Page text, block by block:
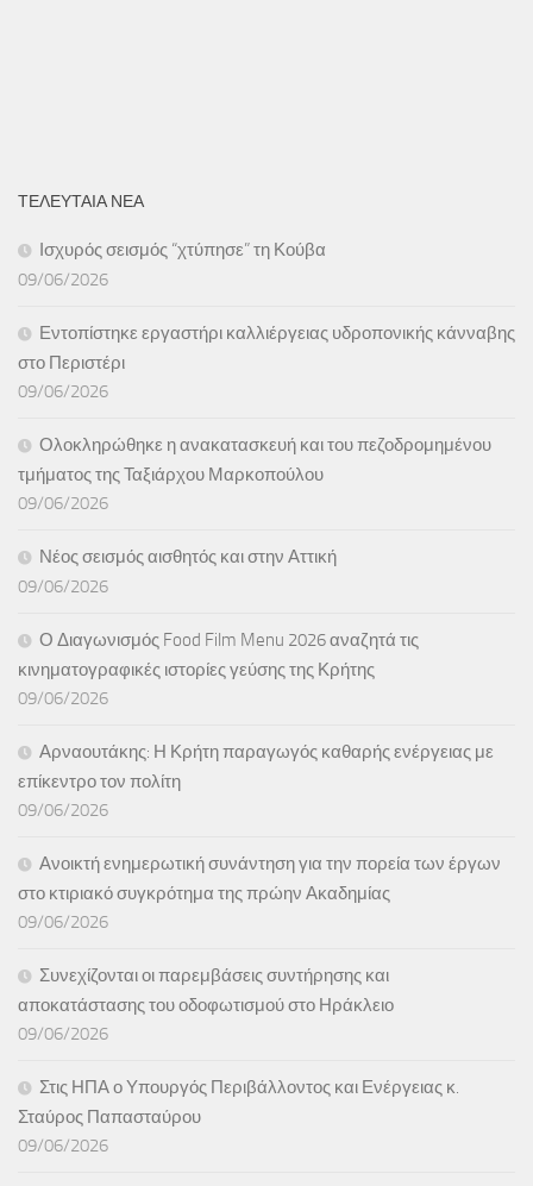
ΤΕΛΕΥΤΑΙΑ ΝΕΑ
Ισχυρός σεισμός “χτύπησε” τη Κούβα
09/06/2026
Εντοπίστηκε εργαστήρι καλλιέργειας υδροπονικής κάνναβης
στο Περιστέρι
09/06/2026
Ολοκληρώθηκε η ανακατασκευή και του πεζοδρομημένου
τμήματος της Ταξιάρχου Μαρκοπούλου
09/06/2026
Νέος σεισμός αισθητός και στην Αττική
09/06/2026
Ο Διαγωνισμός Food Film Menu 2026 αναζητά τις
κινηματογραφικές ιστορίες γεύσης της Κρήτης
09/06/2026
Αρναουτάκης: Η Κρήτη παραγωγός καθαρής ενέργειας με
επίκεντρο τον πολίτη
09/06/2026
Ανοικτή ενημερωτική συνάντηση για την πορεία των έργων
στο κτιριακό συγκρότημα της πρώην Ακαδημίας
09/06/2026
Συνεχίζονται οι παρεμβάσεις συντήρησης και
αποκατάστασης του οδοφωτισμού στο Ηράκλειο
09/06/2026
Στις ΗΠΑ ο Υπουργός Περιβάλλοντος και Ενέργειας κ.
Σταύρος Παπασταύρου
09/06/2026